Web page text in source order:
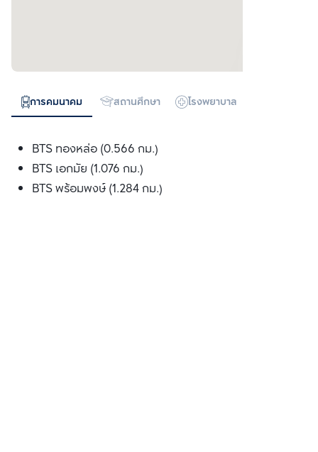
การคมนาคม สถานศึกษา โรงพยาบาล
BTS ทองหล่อ (0.566 กม.)
BTS เอกมัย (1.076 กม.)
BTS พร้อมพงษ์ (1.284 กม.)